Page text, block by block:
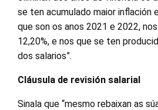
se ten acumulado maior inflación
que son os anos 2021 e 2022,
12,20%, e nos que se ten
dos salarios”.
Cláusula de revisión salarial
Sinala que “mesmo rebaixan as